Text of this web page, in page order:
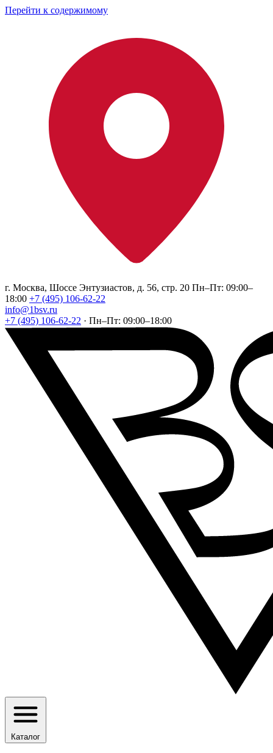
Перейти к содержимому
г. Москва, Шоссе Энтузиастов, д. 56, стр. 20 Пн–Пт: 09:00–
18:00 +7 (495) 106-62-22
info@1bsv.ru
+7 (495) 106-62-22 · Пн–Пт: 09:00–18:00
Каталог